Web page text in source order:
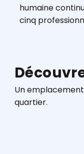
humaine
cinq
Un
quartier.